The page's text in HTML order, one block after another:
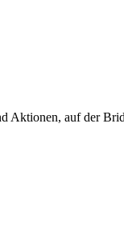
auf der